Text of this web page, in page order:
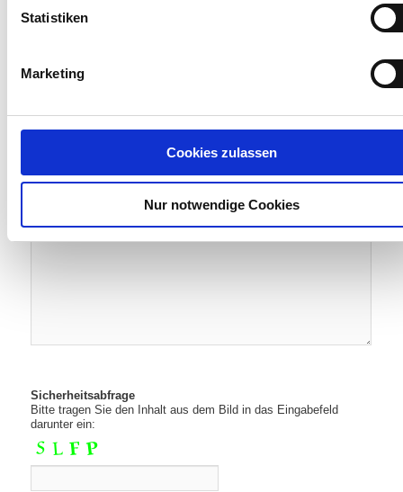
Statistiken
Marketing
Cookies zulassen
Nur notwendige Cookies
Telefon:
Betreff:
Nachrichtentext: (URLs im Nachrichtentext werde nicht
lasse
dieses
Feld
Sicherheitsabfrage
Bitte tragen Sie den Inhalt aus dem Bild in das Eingabefeld
darunter ein: